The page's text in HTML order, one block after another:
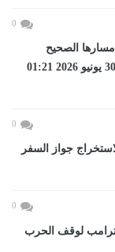
0
إلى مسارها الصحيح
ورسخت دعائم الاستقرار...اليوم الثلاثاء، 30 يونيو 2026 01:21
0
جواز السفر
0
ترامب لوقف الحرب